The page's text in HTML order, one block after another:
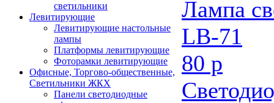
светильники
Левитирующие
Левитирующие настольные
лампы
Платформы левитирующие
Фоторамки левитирующие
Офисные, Торгово-общественные,
Светильники ЖКХ
Панели светодиодные
Лампа
LB-71
80 р